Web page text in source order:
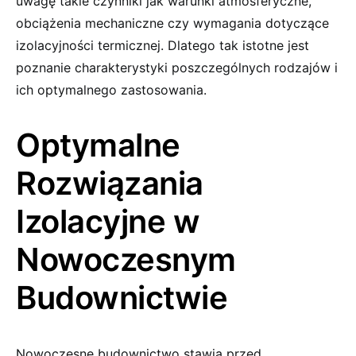
obciążenia mechaniczne czy wymagania dotyczące
izolacyjności termicznej. Dlatego tak istotne jest
poznanie charakterystyki poszczególnych rodzajów i
ich optymalnego zastosowania.
Optymalne
Rozwiązania
Izolacyjne w
Nowoczesnym
Budownictwie